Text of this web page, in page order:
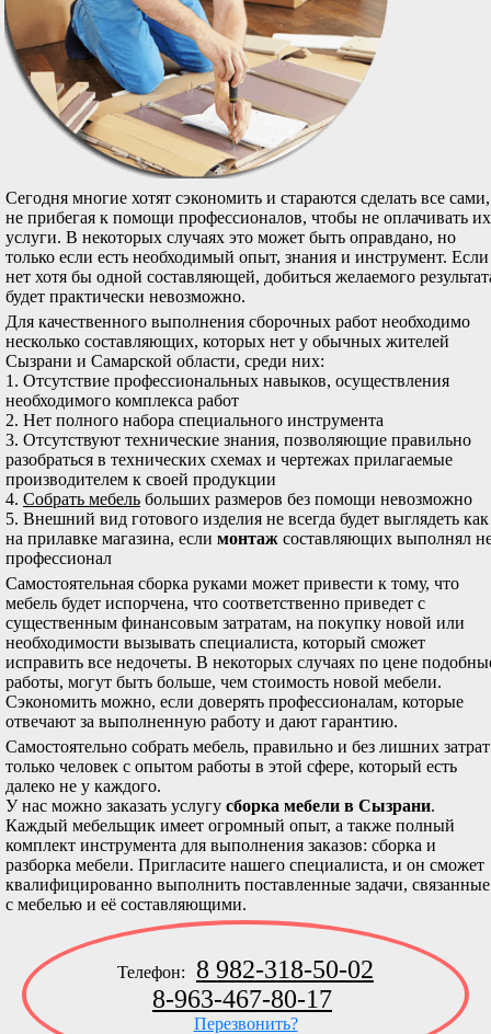
Сегодня многие хотят сэкономить и стараются сделать все сами,
не прибегая к помощи профессионалов, чтобы не оплачивать их
услуги. В некоторых случаях это может быть оправдано, но
только если есть необходимый опыт, знания и инструмент. Если
нет хотя бы одной составляющей, добиться желаемого
будет практически невозможно.
Для качественного выполнения сборочных работ необходимо
несколько составляющих, которых нет у обычных жителей
Сызрани и Самарской области, среди них:
1. Отсутствие профессиональных навыков, осуществления
необходимого комплекса работ
2. Нет полного набора специального инструмента
3. Отсутствуют технические знания, позволяющие правильно
разобраться в технических схемах и чертежах прилагаемые
производителем к своей продукции
4. Собрать мебель больших размеров без помощи невозможно
5. Внешний вид готового изделия не всегда будет выглядеть как
на прилавке магазина, если монтаж составляющих выполнял
профессионал
Самостоятельная сборка руками может привести к тому, что
мебель будет испорчена, что соответственно приведет с
существенным финансовым затратам, на покупку новой или
необходимости вызывать специалиста, который сможет
исправить все недочеты. В некоторых случаях по цене
работы, могут быть больше, чем стоимость новой мебели.
Сэкономить можно, если доверять профессионалам, которые
отвечают за выполненную работу и дают гарантию.
Самостоятельно собрать мебель, правильно и без лишних затрат
только человек с опытом работы в этой сфере, который есть
далеко не у каждого.
У нас можно заказать услугу сборка мебели в Сызрани.
Каждый мебельщик имеет огромный опыт, а также полный
комплект инструмента для выполнения заказов: сборка и
разборка мебели. Пригласите нашего специалиста, и он сможет
квалифицированно выполнить поставленные задачи, связанные
с мебелью и её составляющими.
Телефон:
8 982-318-50-02
8-963-467-80-17
Перезвонить?